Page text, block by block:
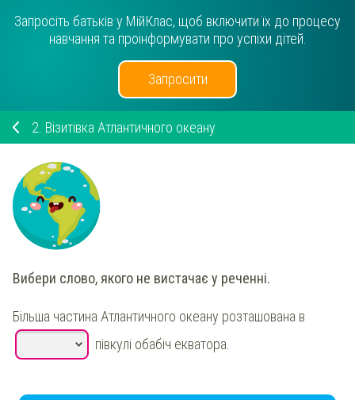
Запросіть батьків у МійКлас, щоб включити їх до процесу
навчання та проінформувати про успіхи дітей.
Запросити
2. Візитівка Атлантичного океану
Вибери слово, якого не вистачає у реченні.
Більша частина Атлантичного океану розташована в
півкулі обабіч екватора.